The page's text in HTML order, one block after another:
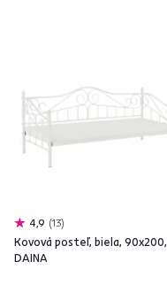
4,9 13
Kovová posteľ, biela, 90x200,
DAINA